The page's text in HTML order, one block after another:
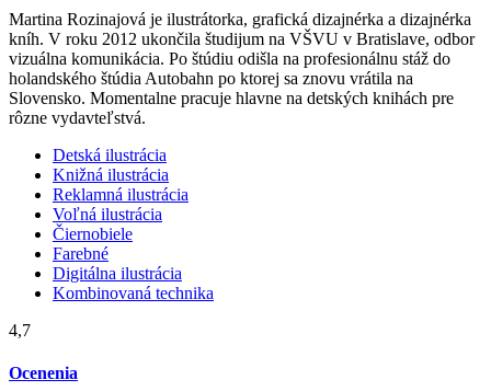
Martina Rozinajová je ilustrátorka, grafická dizajnérka a dizajnérka
kníh. V roku 2012 ukončila študijum na VŠVU v Bratislave, odbor
vizuálna komunikácia. Po štúdiu odišla na profesionálnu stáž do
holandského štúdia Autobahn po ktorej sa znovu vrátila na
Slovensko. Momentalne pracuje hlavne na detských knihách pre
rôzne vydavteľstvá.
Detská ilustrácia
Knižná ilustrácia
Reklamná ilustrácia
Voľná ilustrácia
Čiernobiele
Farebné
Digitálna ilustrácia
Kombinovaná technika
4,7
Ocenenia